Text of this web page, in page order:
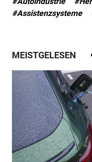
#Assistenzsysteme
MEISTGELESEN